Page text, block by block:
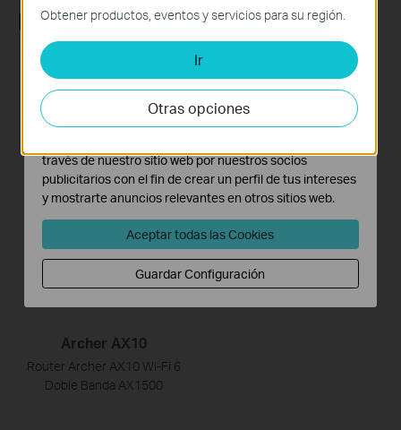
Productos recomendados
Archer AXE75
Router Wi-Fi 6E AXE5400 de
Triple Banda
Archer AX55
Router Wi-Fi 6 AX3000
Archer AX10
Router Archer AX10 Wi-Fi 6
Doble Banda AX1500
Obtener productos, eventos y servicios para su región.
Ir
Otras opciones
Estas cookies son necesarias para el funcionamiento
del sitio web y no pueden desactivarse en tu sistema.
Cookies de Análisis y de Marketing
Las cookies de análisis nos permiten analizar tus
actividades en nuestro sitio web con el fin de mejorar y
adaptar la funcionalidad del mismo.
través de nuestro sitio web por nuestros socios
publicitarios con el fin de crear un perfil de tus intereses
y mostrarte anuncios relevantes en otros sitios web.
Aceptar todas las Cookies
Guardar Configuración